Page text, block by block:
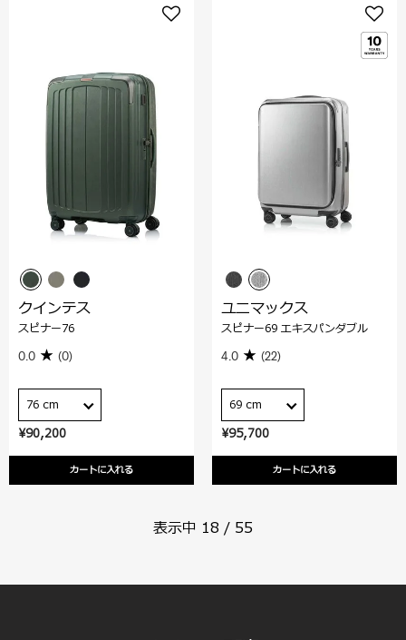
¥90,200
カートに入れる
クインテス
スピナー76
0.0 (0)
76 cm
¥95,700
カートに入れる
ユニマックス
スピナー69 エキスパンダブル
4.0 (22)
69 cm
表示中 18 / 55